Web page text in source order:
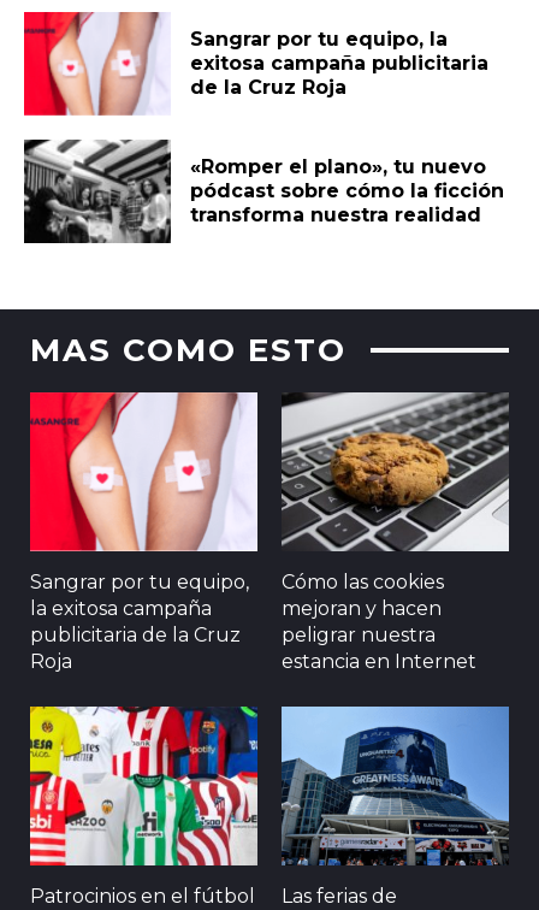
Sangrar por tu equipo, la
exitosa campaña publicitaria
de la Cruz Roja
«Romper el plano», tu nuevo
pódcast sobre cómo la ficción
transforma nuestra realidad
MAS COMO ESTO
Sangrar por tu equipo,
la exitosa campaña
publicitaria de la Cruz
Roja
Cómo las cookies
mejoran y hacen
peligrar nuestra
estancia en Internet
Patrocinios en el fútbol
Las ferias de